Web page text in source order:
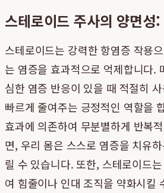
스테로이드 주사의 양면성
스테로이드는 강력한 항염증 작용
는 염증을 효과적으로 억제합니다.
심한 염증 반응이 있을 때 적절히
빠르게 줄여주는 긍정적인 역할을
효과에 의존하여 무분별하게 반복
면, 우리 몸은 스스로 염증을 치유
릴 수 있습니다. 또한, 스테로이드
여 힘줄이나 인대 조직을 약화시킬